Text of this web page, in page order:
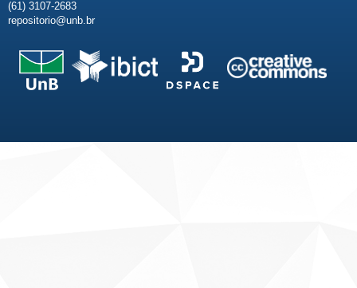
(61) 3107-2683
repositorio@unb.br